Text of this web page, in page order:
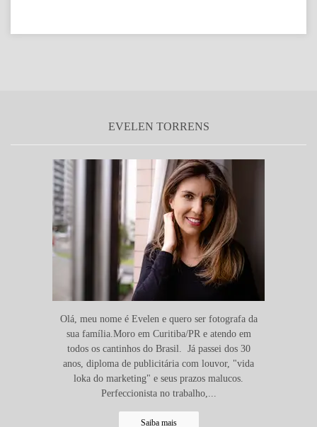
EVELEN TORRENS
Olá, meu nome é Evelen e quero ser fotografa da
sua família.Moro em Curitiba/PR e atendo em
todos os cantinhos do Brasil. Já passei dos 30
anos, diploma de publicitária com louvor, "vida
loka do marketing" e seus prazos malucos.
Perfeccionista no trabalho,...
Saiba mais